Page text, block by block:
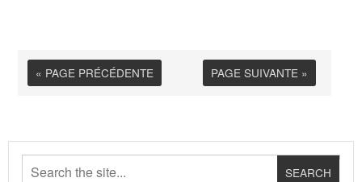
« PAGE PRÉCÉDENTE PAGE SUIVANTE »